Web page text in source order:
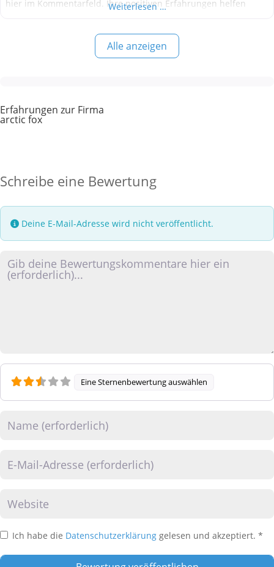
hier im Kommentarfeld. Ihre positiven Erfahrungen helfen
eine kritische Meinung äußern, so geben Sie diese bitte mit
konkreten Details an und bleiben
Weiterlesen …
Alle anzeigen
Erfahrungen zur Firma
arctic fox
Schreibe eine Bewertung
Deine E-Mail-Adresse wird nicht veröffentlicht.
Rezensionstext
Eine Sternenbewertung auswählen
Ich habe die Datenschutzerklärung gelesen und akzeptiert. *